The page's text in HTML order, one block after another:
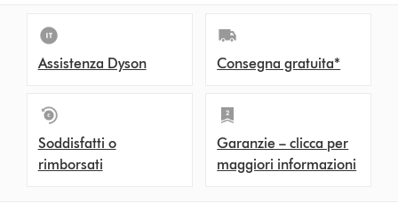
Assistenza Dyson Consegna gratuita*
Soddisfatti o
rimborsati
Garanzie – clicca per
maggiori informazioni